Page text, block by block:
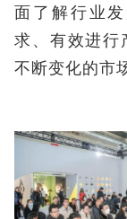
面了解行业
求、有效进行
不断变化的市